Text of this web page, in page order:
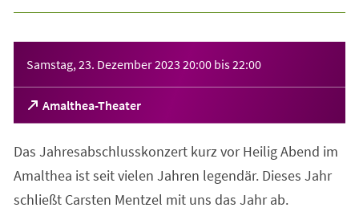
Samstag, 23. Dezember 2023 20:00 bis22:00
Amalthea-Theater
(Öffnet
in
neuen
Tab)
Das Jahresabschlusskonzert kurz vor Heilig Abend im
Amalthea ist seit vielen Jahren legendär. Dieses Jahr
schließt Carsten Mentzel mit uns das Jahr ab.